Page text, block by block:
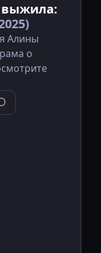
выжила:
Алины
о